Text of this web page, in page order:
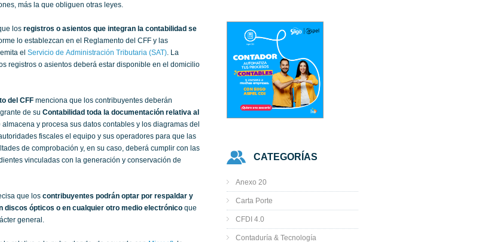
más la que obliguen otras leyes.
los registros o asientos que integran la contabilidad se
lo establezcan en el Reglamento del CFF y las
el Servicio de Administración Tributaria (SAT). La
registros o asientos deberá estar disponible en el domicilio
del CFF menciona que los contribuyentes deberán
de su Contabilidad toda la documentación relativa al
almacena y procesa sus datos contables y los diagramas del
fiscales el equipo y sus operadores para que las
de comprobación y, en su caso, deberá cumplir con las
vinculadas con la generación y conservación de
que los contribuyentes podrán optar por respaldar y
discos ópticos o en cualquier otro medio electrónico que
general.
CATEGORÍAS
Anexo 20
Carta Porte
CFDI 4.0
Contaduría & Tecnología